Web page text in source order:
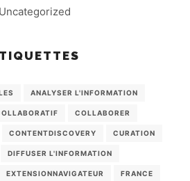
Uncategorized
ANALYSER L'INFORMATION
COLLABORER
CONTENTDISCOVERY CURATION
DIFFUSER L'INFORMATION
EXTENSIONNAVIGATEUR FRANCE